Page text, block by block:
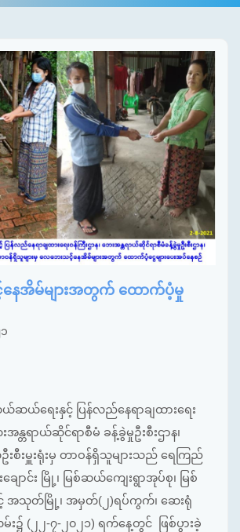
ေအိမ်များအတွက် ထောက်ပံ့မှု
ဆယ်ရေးနှင့် ပြန်လည်နေရာချထားရေး
းအန္တရာယ်ဆိုင်ရာစီမံ ခန့်ခွဲမှုဦးစီးဌာန၊
စီးမှူးရုံးမှ တာဝန်ရှိသူများသည် ရေကြည်
ချောင်း မြို့၊ မြစ်ဆယ်ကျေးရွာအုပ်စု၊ မြစ်
အသုတ်မြို့၊ အမှတ်(၂)ရပ်ကွက်၊ ဆေးရုံ
၌ (၂၂-၇-၂၀၂၁) ရက်နေ့တွင် ဖြစ်ပွားခဲ့